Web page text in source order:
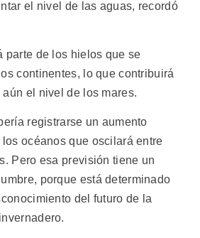
el nivel de las aguas, recordó
parte de los hielos que se
continentes, lo que contribuirá
el nivel de los mares.
registrarse un aumento
océanos que oscilará entre
Pero esa previsión tiene un
porque está determinado
del futuro de la